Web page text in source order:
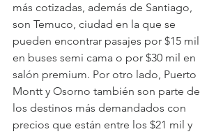
más cotizadas, además de Santiago,
son Temuco, ciudad en la que se
pueden encontrar pasajes por $15 mil
en buses semi cama o por $30 mil en
salón premium. Por otro lado, Puerto
Montt y Osorno también son parte de
los destinos más demandados con
precios que están entre los $21 mil y